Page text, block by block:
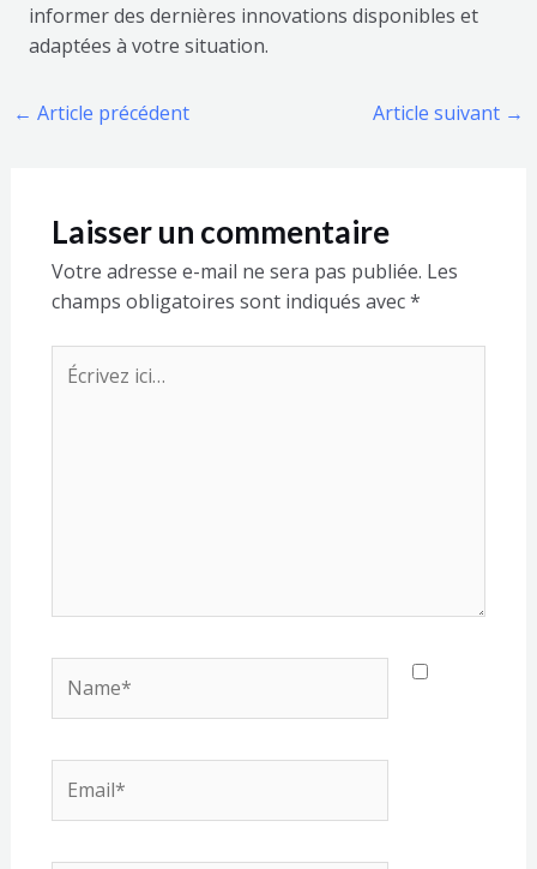
informer des dernières innovations disponibles et
adaptées à votre situation.
← Article précédent Article suivant →
Laisser un commentaire
Votre adresse e-mail ne sera pas publiée. Les
champs obligatoires sont indiqués avec*
Écrivez
ici…